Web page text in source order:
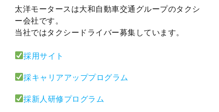
太洋モータースは大和自動車交通グループのタクシ
ー会社です。
当社ではタクシードライバー募集しています。
採用サイト
採キャリアアッププログラム
採新人研修プログラム